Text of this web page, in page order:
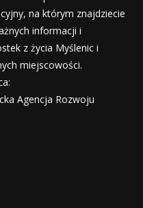
na którym znajdziecie
informacji i
z życia Myślenic i
miejscowości.
Agencja Rozwoju